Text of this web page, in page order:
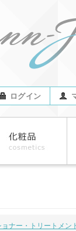
ログイン
ナー・トリートメン